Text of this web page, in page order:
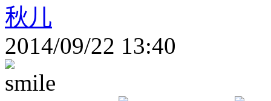
秋儿
2014/09/22 13:40